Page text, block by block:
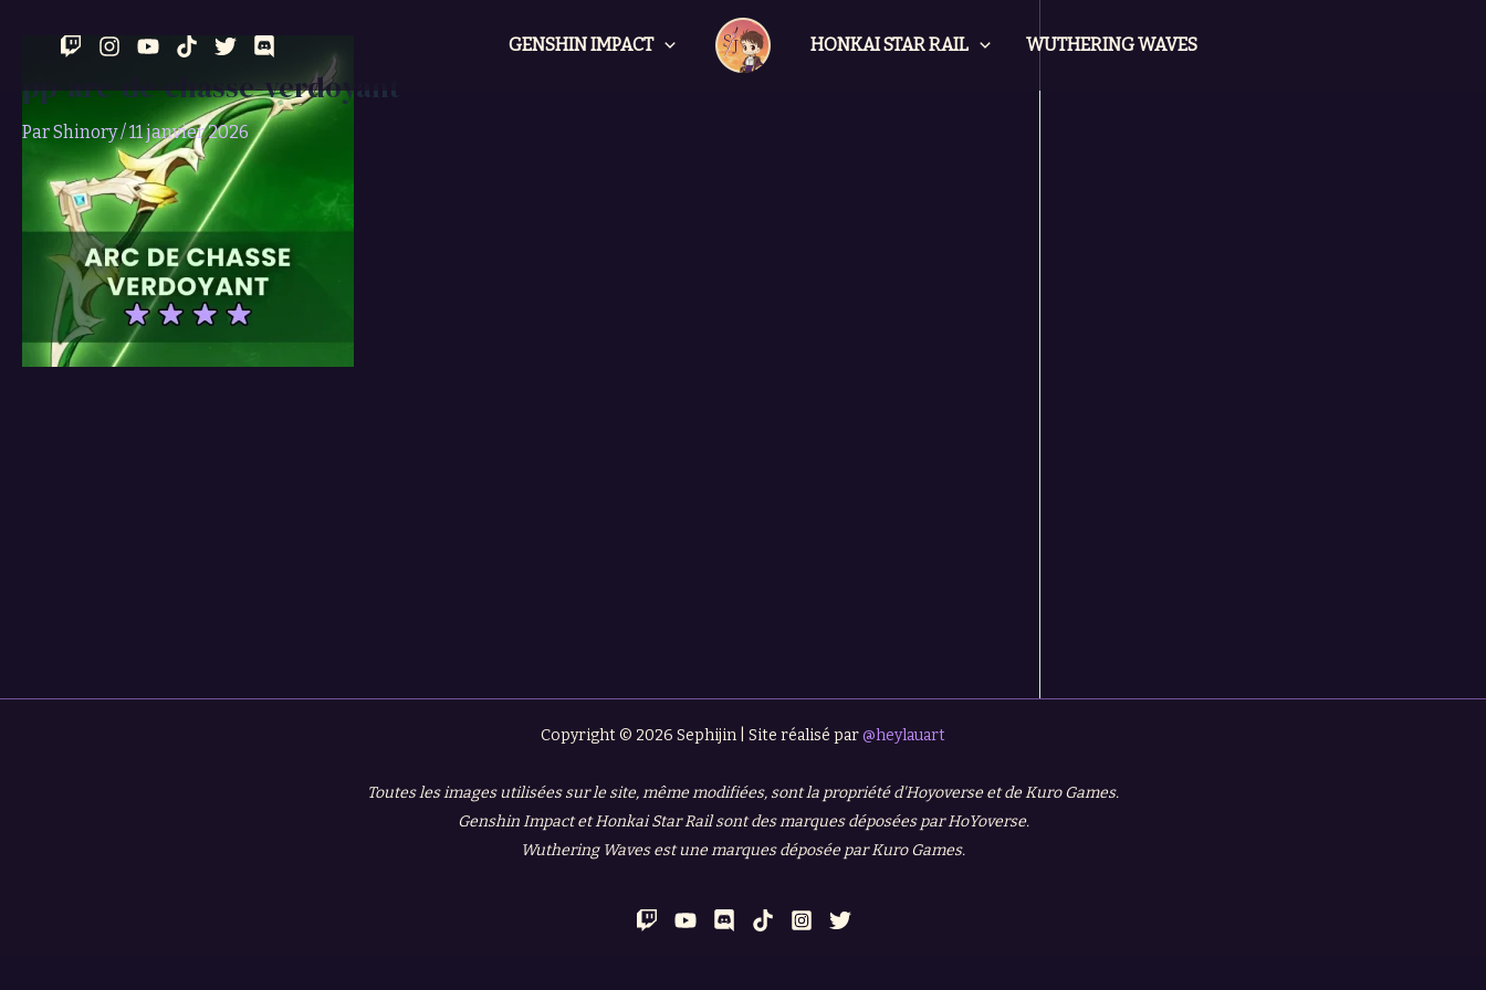
GENSHIN IMPACT HONKAI STAR RAIL WUTHERING WAVES
pp-arc-de-chasse-verdoyant
ParShinory/11 janvier 2026
Copyright © 2026 Sephijin | Site réalisé par@heylauart
Toutes les images utilisées sur le site, même modifiées, sont la propriété d'Hoyoverse et de Kuro Games.
Genshin Impact et Honkai Star Rail sont des marques déposées par HoYoverse.
Wuthering Waves est une marques déposée par Kuro Games.